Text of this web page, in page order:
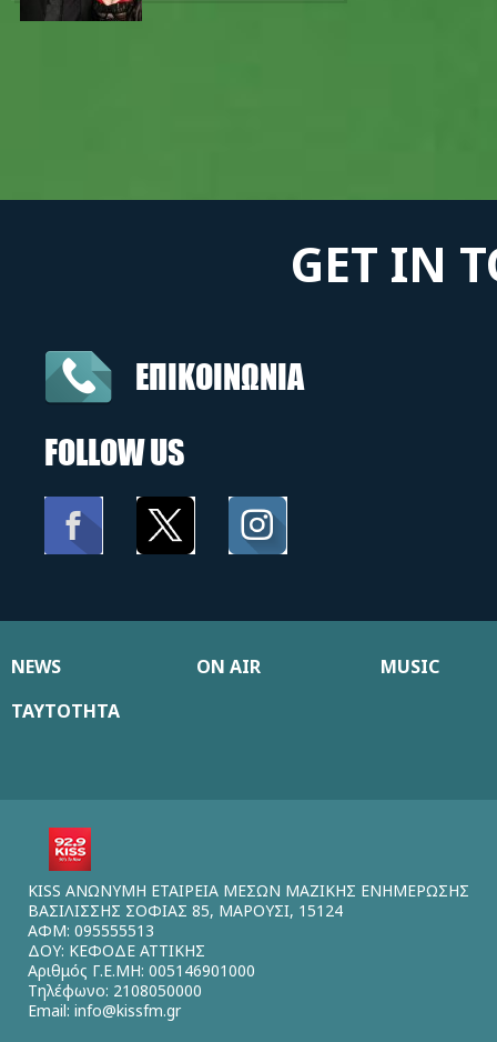
GET IN
ΕΠΙΚΟΙΝΩΝΙΑ
FOLLOW US
NEWS ON AIR
MUSIC
ΤΑΥΤΟΤΗΤΑ
KISS ΑΝΩΝΥΜΗ ΕΤΑΙΡΕΙΑ ΜΕΣΩΝ ΜΑΖΙΚΗΣ ΕΝΗΜΕΡΩΣΗΣ
ΒΑΣΙΛΙΣΣΗΣ ΣΟΦΙΑΣ 85, ΜΑΡΟΥΣΙ, 15124
ΑΦΜ: 095555513
ΔΟΥ: ΚΕΦΟΔΕ ΑΤΤΙΚΗΣ
Αριθμός Γ.Ε.ΜΗ: 005146901000
Τηλέφωνο: 2108050000
Email: info@kissfm.gr